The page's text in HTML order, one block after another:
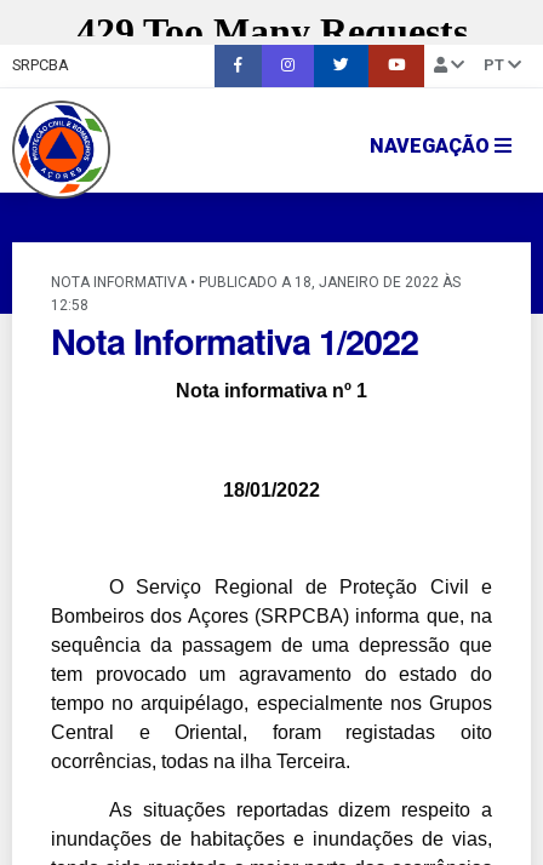
SRPCBA PT
NAVEGAÇÃO
NOTA INFORMATIVA • PUBLICADO A 18, JANEIRO DE 2022 ÀS
12:58
Nota Informativa 1/2022
Nota informativa nº 1
18/01/2022
O Serviço Regional de Proteção Civil e
Bombeiros dos Açores (SRPCBA) informa que, na
sequência da passagem de uma depressão que
tem provocado um agravamento do estado do
tempo no arquipélago, especialmente nos Grupos
Central e Oriental, foram registadas oito
ocorrências, todas na ilha Terceira.
As situações reportadas dizem respeito a
inundações de habitações e inundações de vias,